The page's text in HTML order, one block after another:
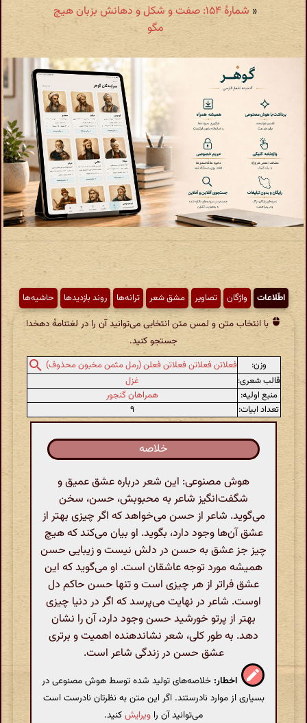
«
شمارهٔ ۱۵۴: صفت و شکل و دهانش بزبان هیچ
مگو
اطّلاعات واژگان تصاویر مشق شعر ترانه‌ها روند بازدیدها حاشیه‌ها
با انتخاب متن و لمس متن انتخابی می‌توانید آن را در لغتنامهٔ دهخدا
جستجو کنید.
وزن:
فعلاتن فعلاتن فعلاتن فعلن (رمل مثمن مخبون محذوف)
قالب شعری:
غزل
منبع اولیه:
همراهان گنجور
تعداد ابیات:
۹
خلاصه
هوش مصنوعی: این شعر درباره عشق عمیق و
شگفت‌انگیز شاعر به محبوبش، حسن، سخن
می‌گوید. شاعر از حسن می‌خواهد که اگر چیزی بهتر از
عشق آن‌ها وجود دارد، بگوید. او بیان می‌کند که هیچ
چیز جز عشق به حسن در دلش نیست و زیبایی حسن
همیشه مورد توجه عاشقان است. او می‌گوید که این
عشق فراتر از هر چیزی است و تنها حسن حاکم دل
اوست. شاعر در نهایت می‌پرسد که اگر در دنیا چیزی
بهتر از پرتو خورشید حسن وجود دارد، آن را نشان
دهد. به طور کلی، شعر نشاندهنده اهمیت و برتری
عشق حسن در زندگی شاعر است.
اخطار: خلاصه‌های تولید شده توسط هوش مصنوعی در
بسیاری از موارد نادرستند. اگر این متن به نظرتان نادرست است
می‌توانید آن را ویرایشکنید.